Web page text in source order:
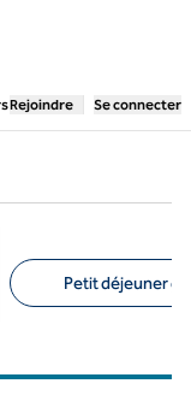
,ouvre un nouvel
Rejoindre Se connecter
Petit déjeuner